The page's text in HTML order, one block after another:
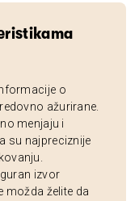
o
ažurirane.
menjaju i
su najpreciznije
izvor
možda želite da